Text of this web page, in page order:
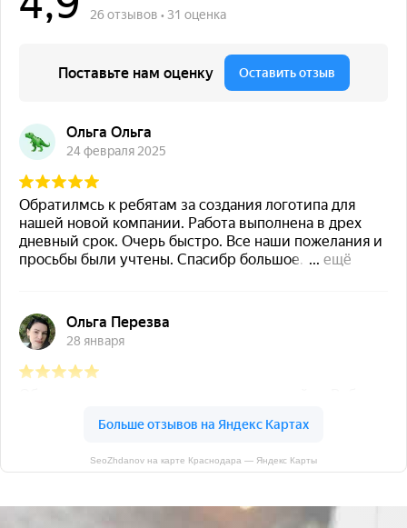
SeoZhdanov на карте Краснодара — Яндекс Карты